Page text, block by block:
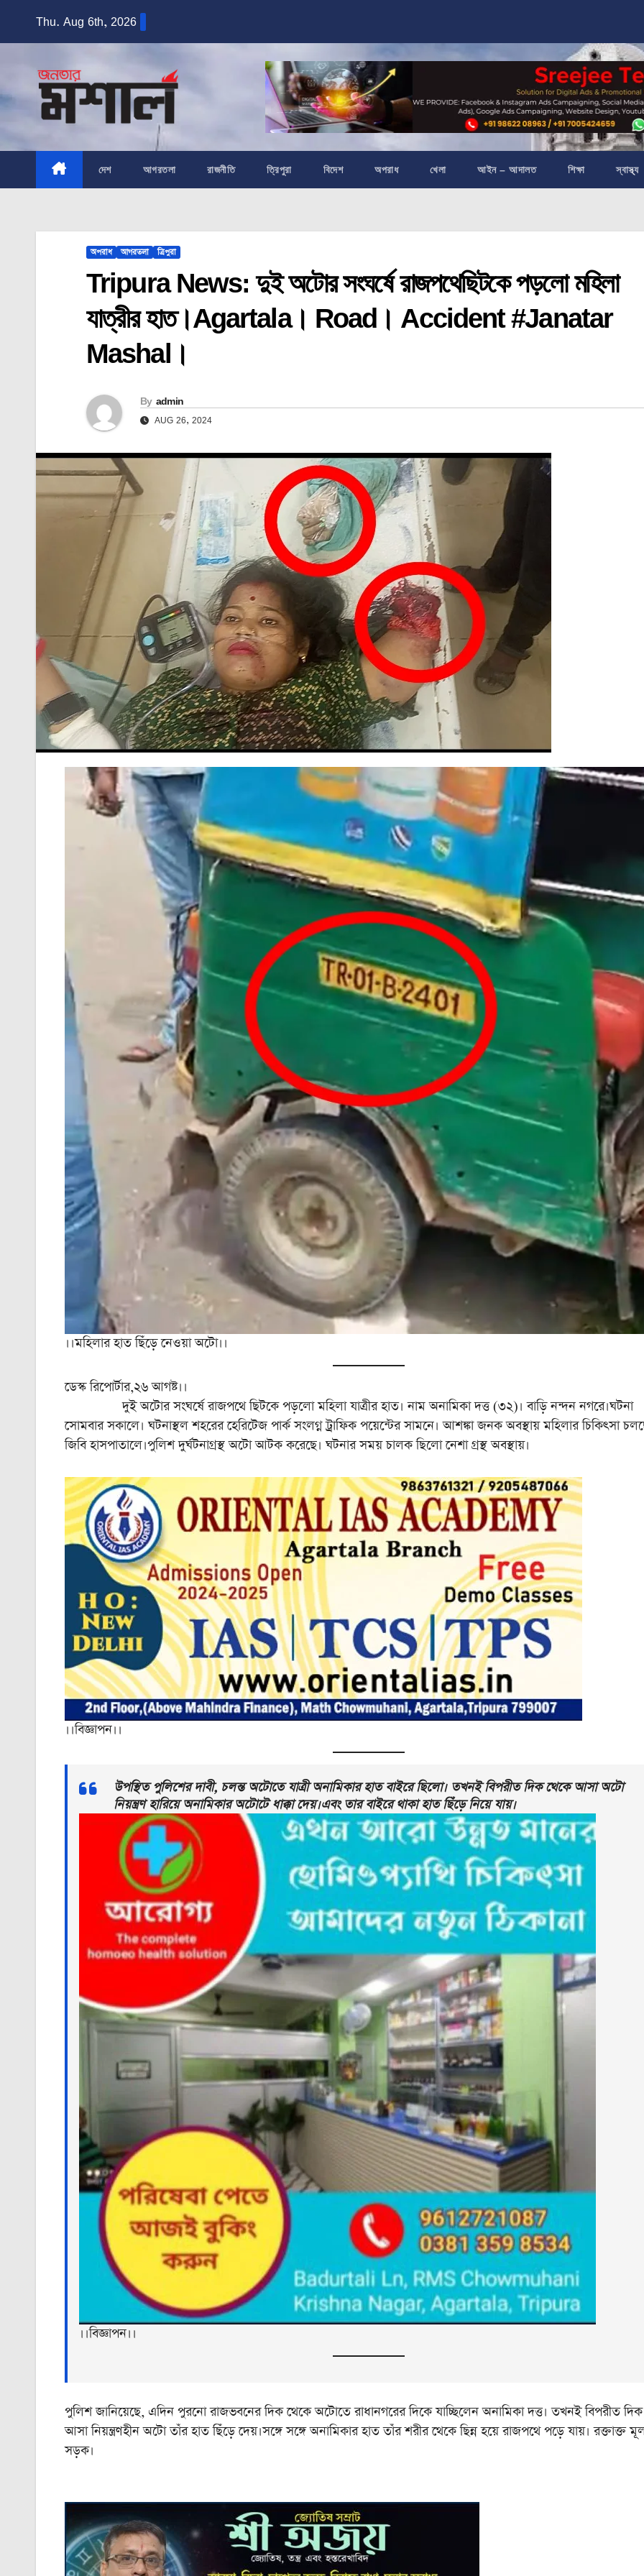
Thu. Aug 6th, 2026
দেশ আগরতলা রাজনীতি ত্রিপুরা বিদেশ অপরাধ খেলা আইন – আদালত শিক্ষা স্বাস্থ্য
অপরাধ আগরতলা ত্রিপুরা
Tripura News: দুই অটোর সংঘর্ষে রাজপথেছিটকে পড়লো মহিলা
যাত্রীর হাত।Agartala। Road। Accident #Janatar
Mashal।
By admin
AUG 26, 2024
।।মহিলার হাত ছিঁড়ে নেওয়া অটো।।
ডেস্ক রিপোর্টার,২৬ আগষ্ট।।
দুই অটোর সংঘর্ষে রাজপথে ছিটকে পড়লো মহিলা যাত্রীর হাত। নাম অনামিকা দত্ত (৩২)। বাড়ি নন্দন নগরে।ঘটনা
সোমবার সকালে। ঘটনাস্থল শহরের হেরিটেজ পার্ক সংলগ্ন ট্রাফিক পয়েন্টের সামনে। আশঙ্কা জনক অবস্থায় মহিলার চিকিৎসা
জিবি হাসপাতালে।পুলিশ দুর্ঘটনাগ্রস্থ অটো আটক করেছে। ঘটনার সময় চালক ছিলো নেশা গ্রস্থ অবস্থায়।
।।বিজ্ঞাপন।।
উপস্থিত পুলিশের দাবী, চলন্ত অটোতে যাত্রী অনামিকার হাত বাইরে ছিলো। তখনই বিপরীত দিক থেকে আসা অটো
নিয়ন্ত্রণ হারিয়ে অনামিকার অটোটে ধাক্কা দেয়।এবং তার বাইরে থাকা হাত ছিঁড়ে নিয়ে যায়।
।।বিজ্ঞাপন।।
পুলিশ জানিয়েছে, এদিন পুরনো রাজভবনের দিক থেকে অটোতে রাধানগরের দিকে যাচ্ছিলেন অনামিকা দত্ত। তখনই বিপরীত
আসা নিয়ন্ত্রণহীন অটো তাঁর হাত ছিঁড়ে দেয়।সঙ্গে সঙ্গে অনামিকার হাত তাঁর শরীর থেকে ছিন্ন হয়ে রাজপথে পড়ে যায়। রক্তাক্ত
সড়ক।